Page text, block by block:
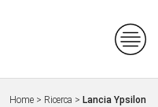
Home > Ricerca > Lancia Ypsilon